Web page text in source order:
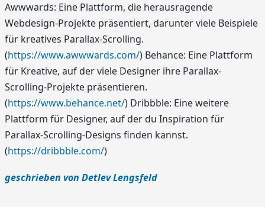
Awwwards: Eine Plattform, die herausragende
Webdesign-Projekte präsentiert, darunter viele Beispiele
für kreatives Parallax-Scrolling.
(https://www.awwwards.com/) Behance: Eine Plattform
für Kreative, auf der viele Designer ihre Parallax-
Scrolling-Projekte präsentieren.
(https://www.behance.net/) Dribbble: Eine weitere
Plattform für Designer, auf der du Inspiration für
Parallax-Scrolling-Designs finden kannst.
(https://dribbble.com/)
geschrieben von Detlev Lengsfeld